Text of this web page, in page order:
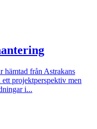
hämtad från Astrakans
projektperspektiv men
i...